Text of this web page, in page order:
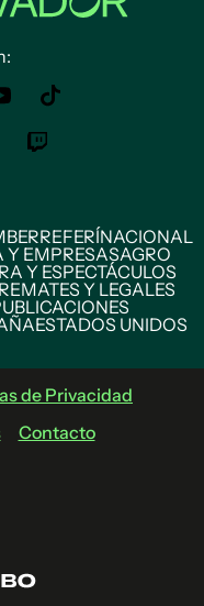
REFERÍNACIONAL
Y EMPRESASAGRO
Y ESPECTÁCULOS
REMATES Y LEGALES
ESTADOS UNIDOS
de Privacidad
Contacto